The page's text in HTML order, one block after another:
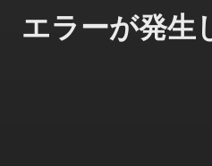
エラーが発生